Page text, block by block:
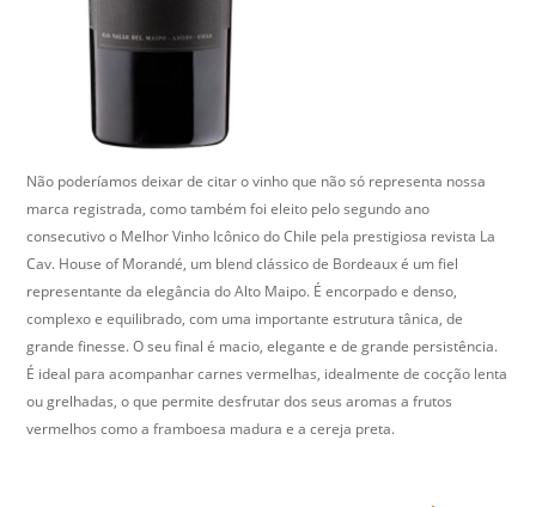
Não poderíamos deixar de citar o vinho que não só representa nossa
marca registrada, como também foi eleito pelo segundo ano
consecutivo o Melhor Vinho Icônico do Chile pela prestigiosa revista La
Cav. House of Morandé, um blend clássico de Bordeaux é um fiel
representante da elegância do Alto Maipo. É encorpado e denso,
complexo e equilibrado, com uma importante estrutura tânica, de
grande finesse. O seu final é macio, elegante e de grande persistência.
É ideal para acompanhar carnes vermelhas, idealmente de cocção lenta
ou grelhadas, o que permite desfrutar dos seus aromas a frutos
vermelhos como a framboesa madura e a cereja preta.